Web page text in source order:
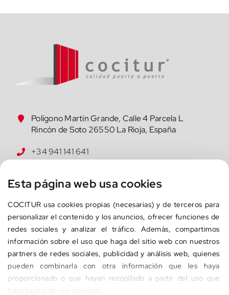
Esta página web usa cookies
COCITUR usa cookies propias (necesarias) y de terceros para
personalizar el contenido y los anuncios, ofrecer funciones de
redes sociales y analizar el tráfico. Además, compartimos
información sobre el uso que haga del sitio web con nuestros
partners de redes sociales, publicidad y análisis web, quienes
pueden combinarla con otra información que les haya
proporcionado o que hayan recopilado a partir del uso que
Polígono Martín Grande, Calle 4 Parcela L
Rincón de Soto 26550 La Rioja, España
+34 941 141 641
INICIO
EMPRESA
PRODUCTOS
CONTRACT